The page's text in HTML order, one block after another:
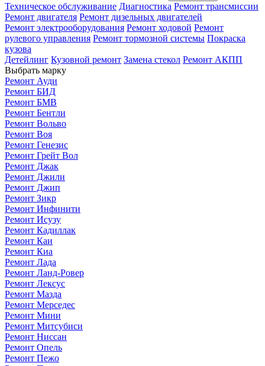
Техническое обслуживание Диагностика Ремонт трансмиссии
Ремонт двигателя Ремонт дизельных двигателей
Ремонт электрооборудования Ремонт ходовой Ремонт
рулевого управления Ремонт тормозной системы Покраска
кузова
Детейлинг Кузовной ремонт Замена стекол Ремонт АКПП
Выбрать марку
Ремонт Ауди
Ремонт БИД
Ремонт БМВ
Ремонт Бентли
Ремонт Вольво
Ремонт Воя
Ремонт Генезис
Ремонт Грейт Вол
Ремонт Джак
Ремонт Джили
Ремонт Джип
Ремонт Зикр
Ремонт Инфинити
Ремонт Исузу
Ремонт Кадиллак
Ремонт Каи
Ремонт Киа
Ремонт Лада
Ремонт Ланд-Ровер
Ремонт Лексус
Ремонт Мазда
Ремонт Мерседес
Ремонт Мини
Ремонт Митсубиси
Ремонт Ниссан
Ремонт Опель
Ремонт Пежо